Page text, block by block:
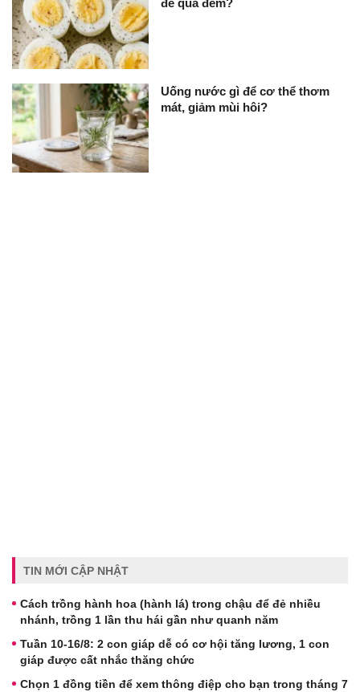
để qua đêm?
Uống nước gì để cơ thể thơm
mát, giảm mùi hôi?
TIN MỚI CẬP NHẬT
Cách trồng hành hoa (hành lá) trong chậu để đẻ nhiều
nhánh, trồng 1 lần thu hái gần như quanh năm
Tuần 10-16/8: 2 con giáp dễ có cơ hội tăng lương, 1 con
giáp được cất nhắc thăng chức
Chọn 1 đồng tiền để xem thông điệp cho bạn trong tháng 7